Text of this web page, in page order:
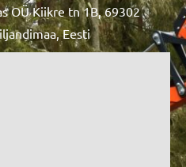
OÜ Kiikre tn 1B, 69302
Eesti